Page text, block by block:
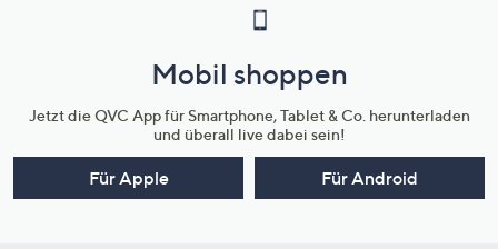
Mobil shoppen
Jetzt die QVC App für Smartphone, Tablet & Co. herunterladen
und überall live dabei sein!
Für Apple Für Android